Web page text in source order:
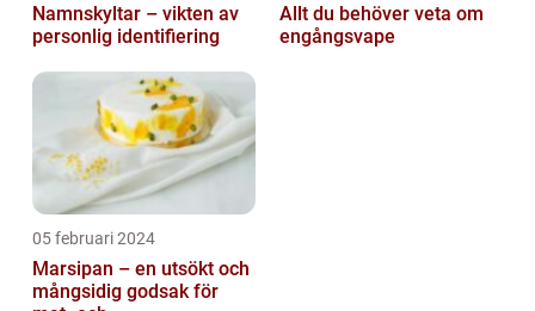
Namnskyltar – vikten av
personlig identifiering
Allt du behöver veta om
engångsvape
05 februari 2024
Marsipan – en utsökt och
mångsidig godsak för